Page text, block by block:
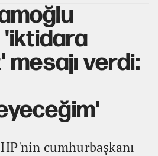
'iktidara
verdi:
cumhurbaşkanı